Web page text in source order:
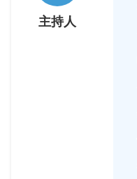
主持人